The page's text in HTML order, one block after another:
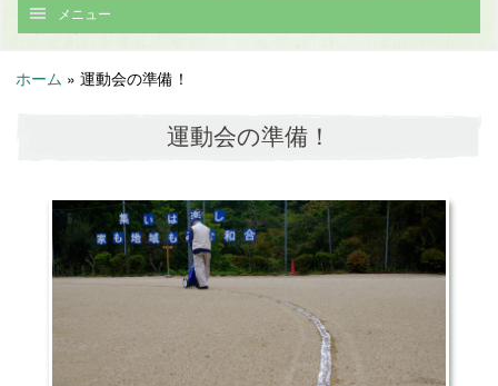
メニュー
ホーム » 運動会の準備！
運動会の準備！